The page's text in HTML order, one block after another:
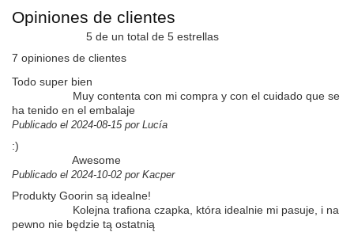
Opiniones de clientes
5 de un total de 5 estrellas
7 opiniones de clientes
Todo super bien
Muy contenta con mi compra y con el cuidado que se
ha tenido en el embalaje
Publicado el 2024-08-15 por Lucía
:)
Awesome
Publicado el 2024-10-02 por Kacper
Produkty Goorin są idealne!
Kolejna trafiona czapka, która idealnie mi pasuje, i na
pewno nie będzie tą ostatnią